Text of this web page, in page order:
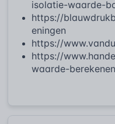
isolatie-waarde-
https://
eningen
https://
https://
waarde-